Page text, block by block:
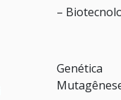
–
Genética